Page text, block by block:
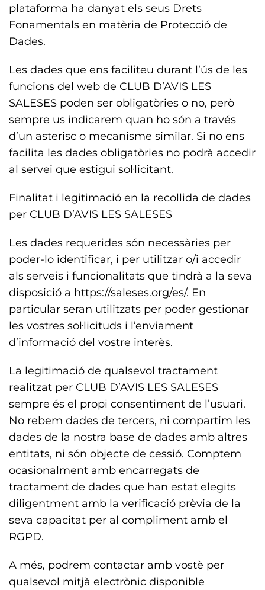
plataforma ha danyat els seus Drets
Fonamentals en matèria de Protecció de
Dades.
Les dades que ens faciliteu durant l’ús de les
funcions del web de CLUB D’AVIS LES
SALESES poden ser obligatòries o no, però
sempre us indicarem quan ho són a través
d’un asterisc o mecanisme similar. Si no ens
facilita les dades obligatòries no podrà accedir
al servei que estigui sol·licitant.
Finalitat i legitimació en la recollida de dades
per CLUB D’AVIS LES SALESES
Les dades requerides són necessàries per
poder-lo identificar, i per utilitzar o/i accedir
als serveis i funcionalitats que tindrà a la seva
disposició a https://saleses.org/es/. En
particular seran utilitzats per poder gestionar
les vostres sol·licituds i l’enviament
d’informació del vostre interès.
La legitimació de qualsevol tractament
realitzat per CLUB D’AVIS LES SALESES
sempre és el propi consentiment de l’usuari.
No rebem dades de tercers, ni compartim les
dades de la nostra base de dades amb altres
entitats, ni són objecte de cessió. Comptem
ocasionalment amb encarregats de
tractament de dades que han estat elegits
diligentment amb la verificació prèvia de la
seva capacitat per al compliment amb el
RGPD.
A més, podrem contactar amb vostè per
qualsevol mitjà electrònic disponible